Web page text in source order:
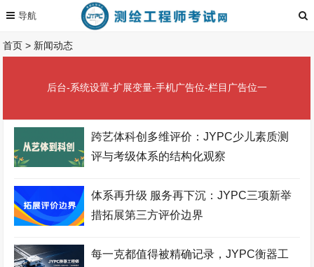
首页 > 新闻动态
后台-系统设置-扩展变量-手机广告位-栏目广告位一
跨艺体科创多维评价：JYPC少儿素质测
评与考级体系的结构化观察
体系再升级 服务再下沉：JYPC三项新举
措拓展第三方评价边界
每一克都值得被精确记录，JYPC衡器工